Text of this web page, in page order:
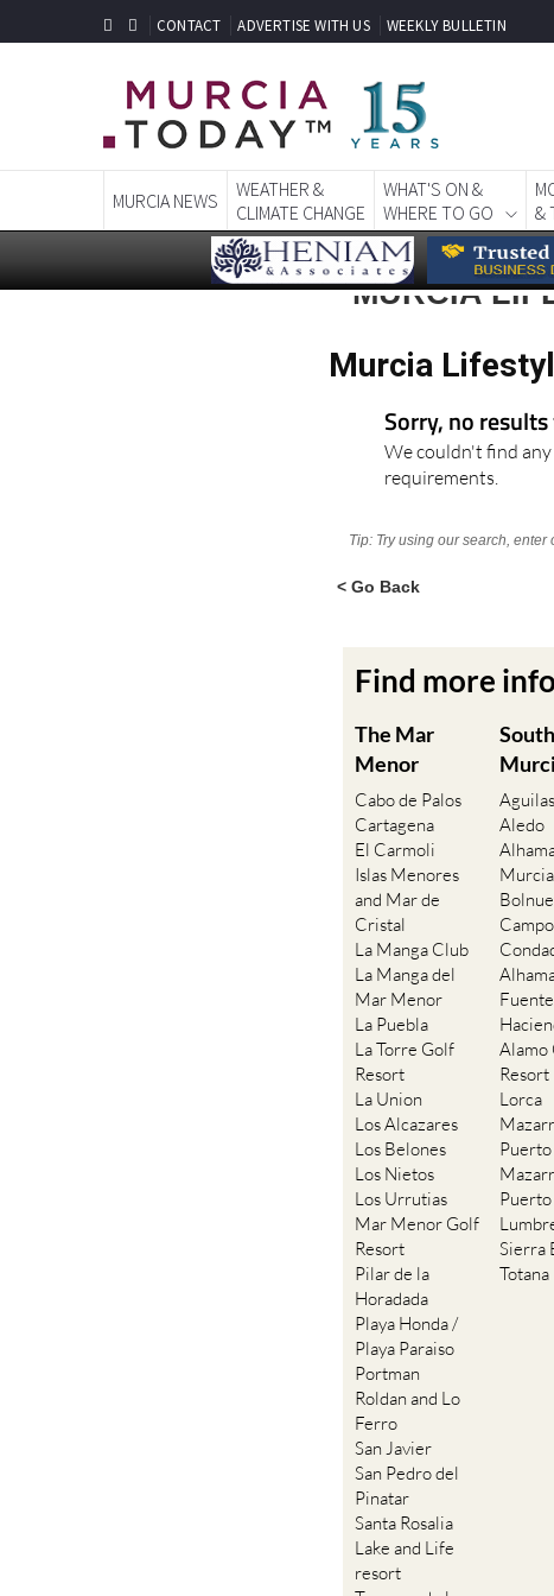
CONTACT ADVERTISE WITH US WEEKLY BULLETIN
MURCIA NEWS
WEATHER &
CLIMATE CHANGE
WHAT'S ON &
WHERE TO GO
&
MURCIA
Murcia
Sorry, no
We couldn't find
requirements.
Tip: Try using our search,
< Go Back
Find more
The Mar
Menor
Cabo de Palos
Cartagena
El Carmoli
Islas Menores
and Mar de
Cristal
La Manga Club
La Manga del
Mar Menor
La Puebla
La Torre Golf
Resort
La Union
Los Alcazares
Los Belones
Los Nietos
Los Urrutias
Mar Menor Golf
Resort
Pilar de la
Horadada
Playa Honda /
Playa Paraiso
Portman
Roldan and Lo
Ferro
San Javier
San Pedro del
Pinatar
Santa Rosalia
Lake and Life
resort
Aguilas
Aledo
Murcia
Alamo
Resort
Lorca
Puerto
Puerto
Sierra
Totana